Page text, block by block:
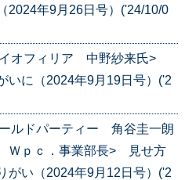
2024年9月26日号）('24/10/0
イオフィリア 中野紗来氏>
いに（2024年9月19日号）('2
ルドパーティー 角谷圭一朗
ｐｃ．事業部長> 見せ方
がい（2024年9月12日号）('2